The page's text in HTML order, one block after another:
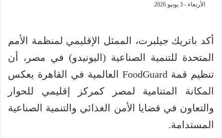
الأربعاء - 3 يونيو 2026
أكد باتريك جيلبرت، الممثل الإقليمي لمنظمة الأمم
المتحدة للتنمية الصناعية (اليونيدو) في مصر، أن
تنظيم قمة FoodGuard العالمية في القاهرة يعكس
المكانة المتنامية لمصر كمركز إقليمي للحوار
والتعاون في قضايا الأمن الغذائي والتنمية الصناعية
المستدامة.